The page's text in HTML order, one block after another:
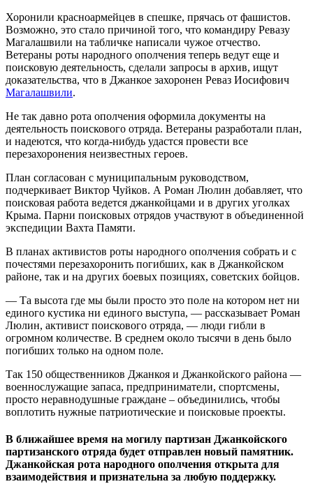
Хоронили красноармейцев в спешке, прячась от фашистов.
Возможно, это стало причиной того, что командиру Ревазу
Магалашвили на табличке написали чужое отчество.
Ветераны роты народного ополчения теперь ведут еще и
поисковую деятельность, сделали запросы в архив, ищут
доказательства, что в Джанкое захоронен Реваз Иосифович
Магалашвили.
Не так давно рота ополчения оформила документы на
деятельность поискового отряда. Ветераны разработали план,
и надеются, что когда-нибудь удастся провести все
перезахоронения неизвестных героев.
План согласован с муниципальным руководством,
подчеркивает Виктор Чуйков. А Роман Люлин добавляет, что
поисковая работа ведется джанкойцами и в других уголках
Крыма. Парни поисковых отрядов участвуют в объединенной
экспедиции Вахта Памяти.
В планах активистов роты народного ополчения собрать и с
почестями перезахоронить погибших, как в Джанкойском
районе, так и на других боевых позициях, советских бойцов.
— Та высота где мы были просто это поле на котором нет ни
единого кустика ни единого выступа, — рассказывает Роман
Люлин, активист поискового отряда, — люди гибли в
огромном количестве. В среднем около тысячи в день было
погибших только на одном поле.
Так 150 общественников Джанкоя и Джанкойского района —
военнослужащие запаса, предприниматели, спортсмены,
просто неравнодушные граждане – объединились, чтобы
воплотить нужные патриотические и поисковые проекты.
В ближайшее время на могилу партизан Джанкойского
партизанского отряда будет отправлен новый памятник.
Джанкойская рота народного ополчения открыта для
взаимодействия и признательна за любую поддержку.